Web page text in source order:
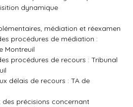
dynamique
médiation et réexamen
procédures de médiation :
Montreuil
procédures de recours : Tribunal
délais de recours : TA de
précisions concernant